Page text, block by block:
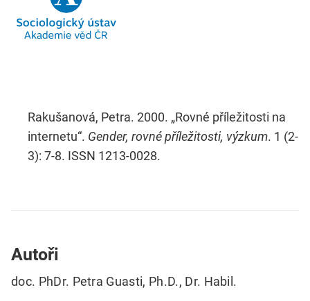
Rakušanová, Petra. 2000. „Rovné příležitosti na
internetu“. Gender, rovné příležitosti, výzkum. 1 (2-
3): 7-8. ISSN 1213-0028.
Autoři
doc. PhDr. Petra Guasti, Ph.D., Dr. Habil.